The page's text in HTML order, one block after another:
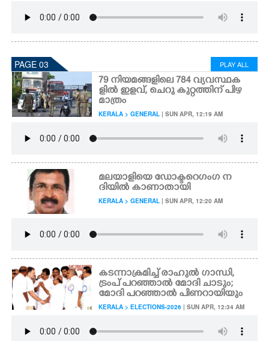
PAGE 03 PLAY ALL
79 നിയമങ്ങളിലെ 784 വ്യവസ്ഥക
ളിൽ ഇളവ്, ചെറു കുറ്റത്തിന് പിഴ
മാത്രം
KERALA > GENERAL | SUN APR, 12:19 AM
മലയാളിയെ ഡോക്ടറെ ഗംഗ ന
ദിയിൽ കാണാതായി
KERALA > GENERAL | SUN APR, 12:20 AM
കടന്നാക്രമിച്ച് രാഹുൽ ഗാന്ധി,
ട്രംപ് പറഞ്ഞാൽ മോദി ചാടും;
മോദി പറഞ്ഞാൽ പിണറായിയും
KERALA > ELECTIONS-2026 | SUN APR, 12:34 AM